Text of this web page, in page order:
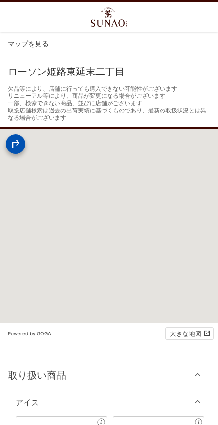
マップを見る
ローソン姫路東延末二丁目
欠品等により、店舗に行っても購入できない可能性がございます
リニューアル等により、商品が変更になる場合がございます
一部、検索できない商品、並びに店舗がございます
取扱店舗検索は過去の出荷実績に基づくものであり、最新の取扱状況とは異
なる場合がございます
Powered by GOGA 大きな地図
取り扱い商品
アイス